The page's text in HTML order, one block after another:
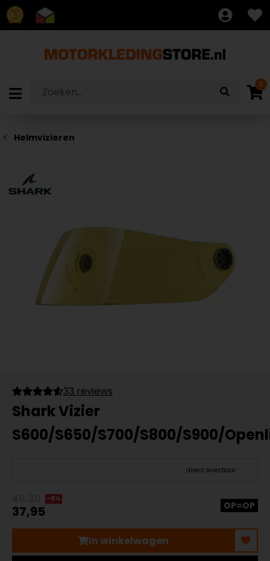
8.7
0
Helmvizieren
33 reviews
Shark Vizier
S600/S650/S700/S800/S900/
direct leverbaar
-6%
37,95 OP=OP
In winkelwagen